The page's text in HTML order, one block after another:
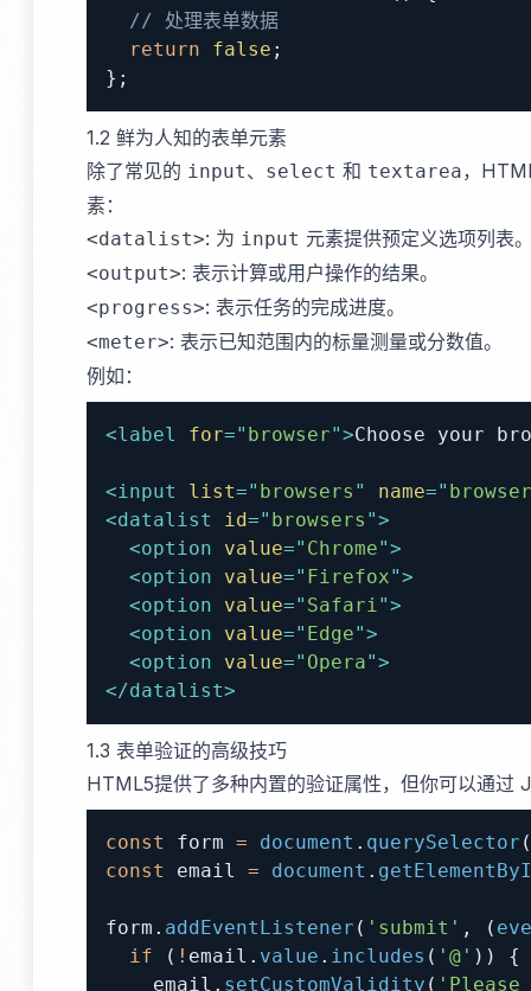
// 处理表单数据
return
false ;
} ;
1.2 鲜为人知的表单元素
除了常见的 input、 select 和 textarea，
素：
<datalist>: 为 input 元素提供预定义选项列表
<output>: 表示计算或用户操作的结果。
<progress>: 表示任务的完成进度。
<meter>: 表示已知范围内的标量测量或分数值。
例如：
<label for=" browser">Choose your
<input list=" browsers " name=" browser
<datalist id=" browsers ">
<option value=" Chrome">
<option value=" Firefox">
<option value=" Safari">
<option value=" Edge">
<option value=" Opera">
</datalist>
1.3 表单验证的高级技巧
HTML5提供了多种内置的验证属性，但你可以通过
const form = document . querySelector (
const
email = document .
form . addEventListener ( 'submit' , (
if
( ! email . value . includes ( '@' ) )
{
    email
. setCustomValidity (